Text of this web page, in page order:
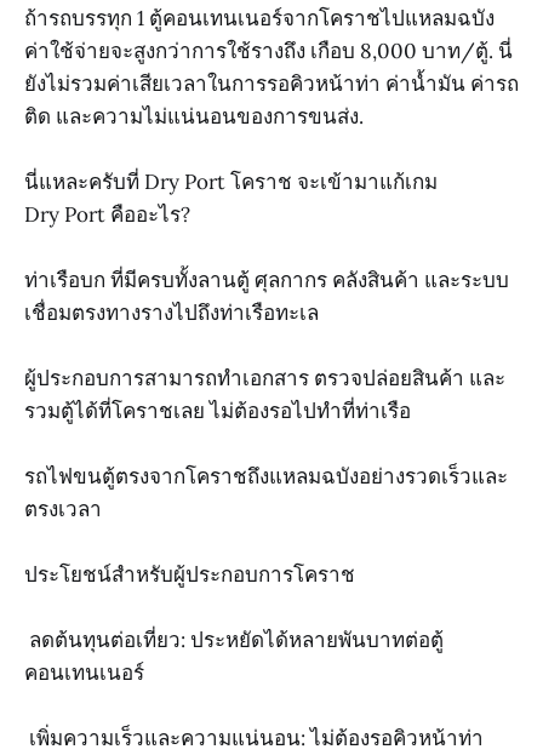
ถ้ารถบรรทุก 1 ตู้คอนเทนเนอร์จากโคราชไปแหลมฉบัง
ค่าใช้จ่ายจะสูงกว่าการใช้รางถึง เกือบ 8,000 บาท/ตู้. นี่
ยังไม่รวมค่าเสียเวลาในการรอคิวหน้าท่า ค่าน้ำมัน ค่ารถ
ติด และความไม่แน่นอนของการขนส่ง.
นี่แหละครับที่ Dry Port โคราช จะเข้ามาแก้เกม
Dry Port คืออะไร?
ท่าเรือบก ที่มีครบทั้งลานตู้ ศุลกากร คลังสินค้า และระบบ
เชื่อมตรงทางรางไปถึงท่าเรือทะเล
ผู้ประกอบการสามารถทำเอกสาร ตรวจปล่อยสินค้า และ
รวมตู้ได้ที่โคราชเลย ไม่ต้องรอไปทำที่ท่าเรือ
รถไฟขนตู้ตรงจากโคราชถึงแหลมฉบังอย่างรวดเร็วและ
ตรงเวลา
ประโยชน์สำหรับผู้ประกอบการโคราช
ลดต้นทุนต่อเที่ยว: ประหยัดได้หลายพันบาทต่อตู้
คอนเทนเนอร์
เพิ่มความเร็วและความแน่นอน: ไม่ต้องรอคิวหน้าท่า